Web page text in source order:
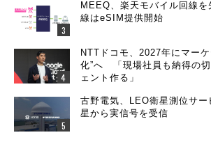
MEEQ、楽天モバイル回線
線はeSIM提供開始
NTTドコモ、2027年にマーケ
化”へ 「現場社員も納得の
ェント作る」
古野電気、LEO衛星測位サ
星から実信号を受信